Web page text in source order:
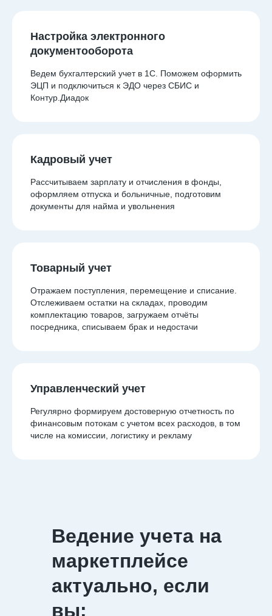
Настройка электронного
документооборота
Ведем бухгалтерский учет в 1С. Поможем оформить
ЭЦП и подключиться к ЭДО через СБИС и
Контур.Диадок
Кадровый учет
Рассчитываем зарплату и отчисления в фонды,
оформляем отпуска и больничные, подготовим
документы для найма и увольнения
Товарный учет
Отражаем поступления, перемещение и списание.
Отслеживаем остатки на складах, проводим
комплектацию товаров, загружаем отчёты
посредника, списываем брак и недостачи
Управленческий учет
Регулярно формируем достоверную отчетность по
финансовым потокам с учетом всех расходов, в том
числе на комиссии, логистику и рекламу
Ведение учета на
маркетплейсе
актуально, если
вы: